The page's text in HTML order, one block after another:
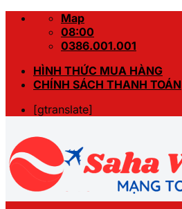
Skip
Map
08:00
0386.001.001
HÌNH THỨC MUA HÀNG
CHÍNH SÁCH THANH TOÁN
[gtranslate]